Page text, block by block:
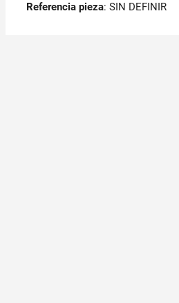
Referencia pieza: SIN DEFINIR